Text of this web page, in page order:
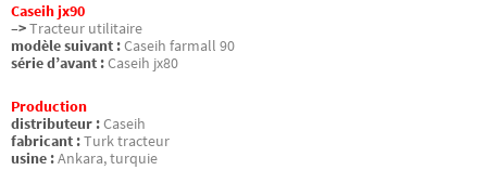
Caseih jx90
–>Tracteur utilitaire
modèle suivant :Caseih farmall 90
série d’avant :Caseih jx80
Production
distributeur :Caseih
fabricant :Turk tracteur
usine :Ankara, turquie